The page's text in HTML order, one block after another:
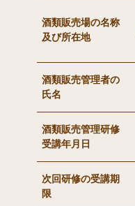
酒類販売場の名称
及び所在地
酒類販売管理者の
氏名
酒類販売管理研修
受講年月日
次回研修の受講期
限